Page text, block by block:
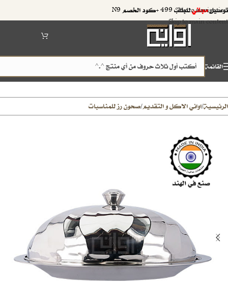
Skip to navigation
Skip to main content
توصيلمجانيللطلب 499 +كود الخصم N9
القائمة
الرئيسية/اواني الاكل و التقديم/صحون رز للمناسبات